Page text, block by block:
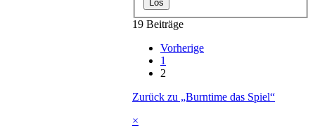
19 Beiträge
Vorherige
1
2
Zurück zu „Burntime das Spiel“
×